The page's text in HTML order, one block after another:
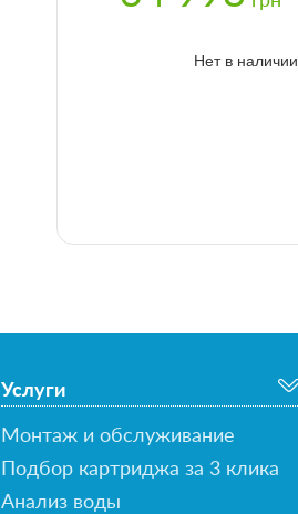
Нет в наличии
Услуги
Монтаж и обслуживание
Подбор картриджа за 3 клика
Анализ воды